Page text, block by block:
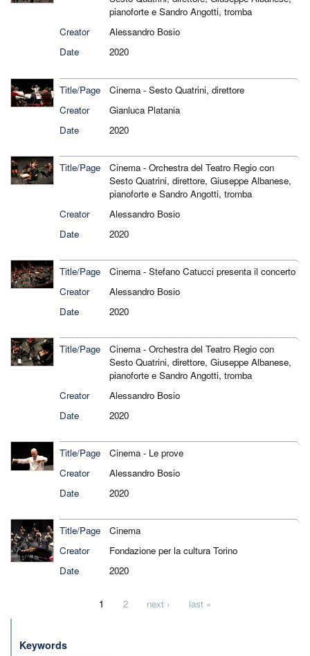
pianoforte e Sandro Angotti, tromba
Creator
Alessandro Bosio
Date
2020
Title/Page
Cinema - Sesto Quatrini, direttore
Creator
Gianluca Platania
Date
2020
Title/Page
Cinema - Orchestra del Teatro Regio con
Sesto Quatrini, direttore, Giuseppe Albanese,
pianoforte e Sandro Angotti, tromba
Creator
Alessandro Bosio
Date
2020
Title/Page
Cinema - Stefano Catucci presenta il concerto
Creator
Alessandro Bosio
Date
2020
Title/Page
Cinema - Orchestra del Teatro Regio con
Sesto Quatrini, direttore, Giuseppe Albanese,
pianoforte e Sandro Angotti, tromba
Creator
Alessandro Bosio
Date
2020
Title/Page
Cinema - Le prove
Creator
Alessandro Bosio
Date
2020
Title/Page
Cinema
Creator
Fondazione per la cultura Torino
Date
2020
1 2 next › last »
Keywords